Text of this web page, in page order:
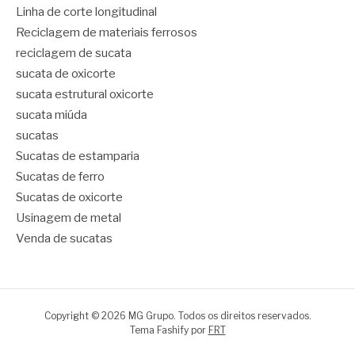
Linha de corte longitudinal
Reciclagem de materiais ferrosos
reciclagem de sucata
sucata de oxicorte
sucata estrutural oxicorte
sucata miúda
sucatas
Sucatas de estamparia
Sucatas de ferro
Sucatas de oxicorte
Usinagem de metal
Venda de sucatas
Copyright © 2026 MG Grupo. Todos os direitos reservados.
Tema Fashify por FRT